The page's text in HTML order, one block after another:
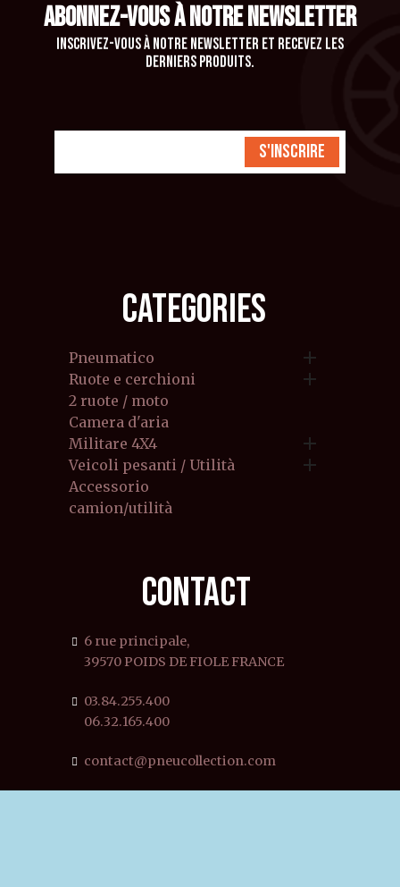
ABONNEZ-VOUS À NOTRE NEWSLETTER
Inscrivez-vous à notre newsletter et recevez les
derniers produits.
S'inscrire
CATEGORIES
Pneumatico 
Ruote e cerchioni 
2 ruote / moto
Camera d'aria
Militare 4X4

Veicoli pesanti / Utilità 
Accessorio
camion/utilità
CONTACT
6 rue principale,
39570 POIDS DE FIOLE FRANCE
03.84.255.400
06.32.165.400
contact@pneucollection.com